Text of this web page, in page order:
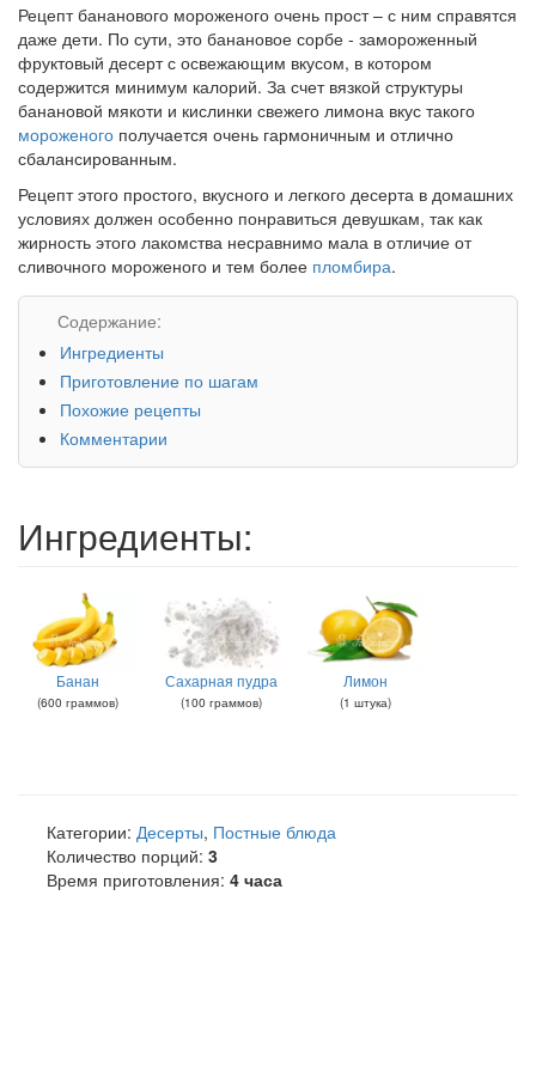
Рецепт бананового мороженого очень прост – с ним справятся
даже дети. По сути, это банановое сорбе - замороженный
фруктовый десерт с освежающим вкусом, в котором
содержится минимум калорий. За счет вязкой структуры
банановой мякоти и кислинки свежего лимона вкус такого
мороженого получается очень гармоничным и отлично
сбалансированным.
Рецепт этого простого, вкусного и легкого десерта в домашних
условиях должен особенно понравиться девушкам, так как
жирность этого лакомства несравнимо мала в отличие от
сливочного мороженого и тем более пломбира.
Содержание:
Ингредиенты
Приготовление по шагам
Похожие рецепты
Комментарии
Ингредиенты:
Банан
(600 граммов)
Сахарная пудра
(100 граммов)
Лимон
(1 штука)
Категории: Десерты, Постные блюда
Количество порций: 3
Время приготовления: 4 часа